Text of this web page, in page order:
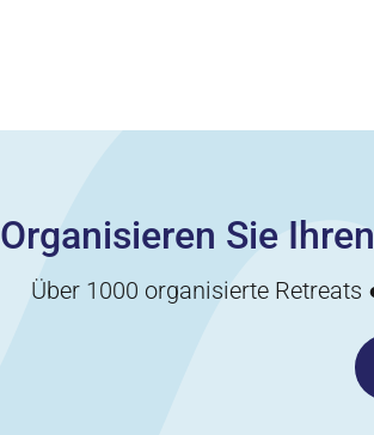
Organisieren Sie
Über 1000 organisierte